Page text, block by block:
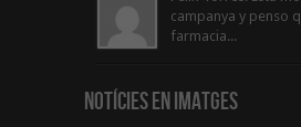
campanya y penso
farmacia...
Notícies en Imatges